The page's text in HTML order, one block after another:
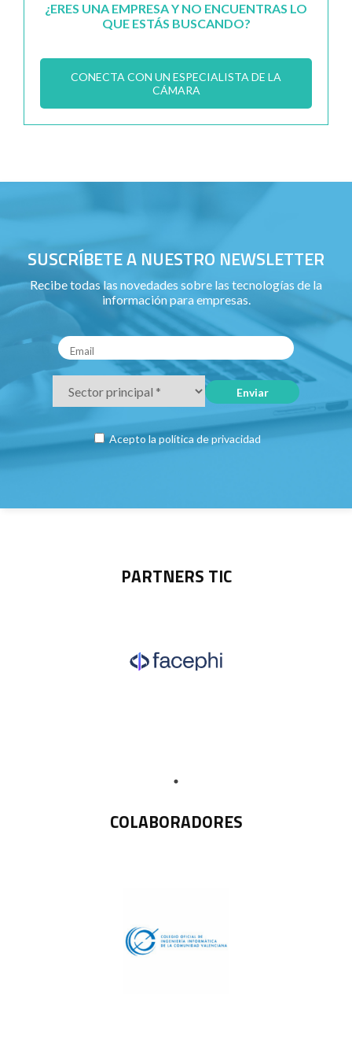
¿ERES UNA EMPRESA Y NO ENCUENTRAS LO
QUE ESTÁS BUSCANDO?
CONECTA CON UN ESPECIALISTA DE LA
CÁMARA
SUSCRÍBETE A NUESTRO NEWSLETTER
Recibe todas las novedades sobre las tecnologías de la
información para empresas.
Acepto la política de privacidad
PARTNERS TIC
COLABORADORES